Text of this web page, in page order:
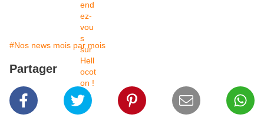
#Nos news mois par mois
Partager